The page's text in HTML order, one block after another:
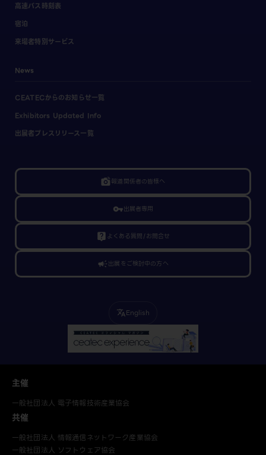
高速バス時刻表
宿泊
来場者特別サービス
News
CEATECからのお知らせ一覧
Exhibitors Updated Info
出展者プレスリリース一覧
linked_camera報道関係者の皆様へ
vpn_key出展者専用
live_help よくある質問/お問合せ
campaign出展をご検討中の方へ
translateEnglish
主催
一般社団法人 電子情報技術産業協会
共催
一般社団法人 情報通信ネットワーク産業協会
一般社団法人 ソフトウェア協会